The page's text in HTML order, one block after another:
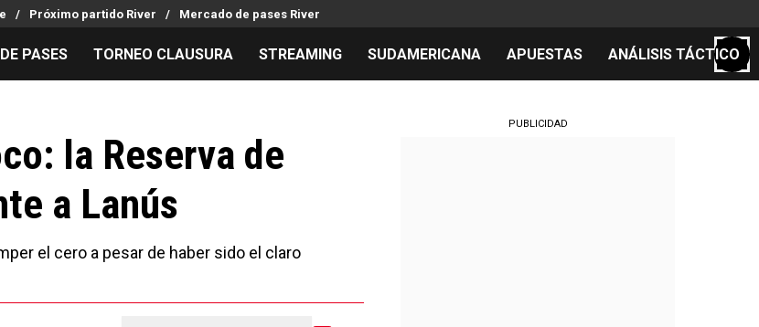
Próximo partido River Mercado de pases River
Streaming
Entradas
Hinchas
Los goles de River
PASES TORNEO CLAUSURA STREAMING SUDAMERICANA APUESTAS ANÁLISIS TÁCTICO
la Reserva de
a Lanús
el cero a pesar de haber sido el claro
PUBLICIDAD